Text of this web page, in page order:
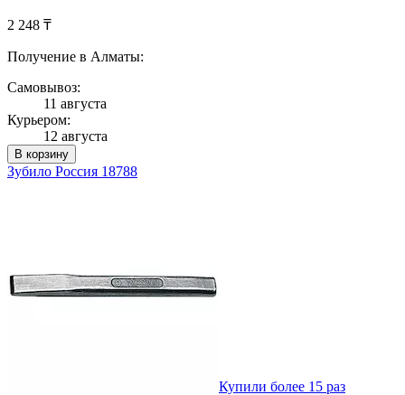
2 248 ₸
Получение в Алматы:
Самовывоз:
11 августа
Курьером:
12 августа
В корзину
Зубило Россия 18788
Купили более 15 раз